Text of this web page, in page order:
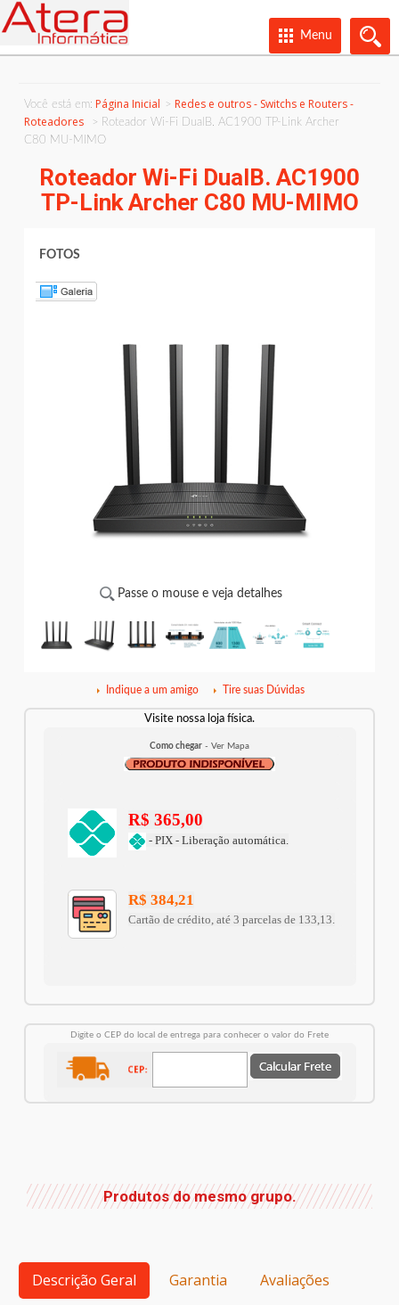
Menu
Você está em: Página Inicial
Redes e outros - Switchs e Routers -
Roteadores
Roteador Wi-Fi DualB. AC1900 TP-Link Archer
C80 MU-MIMO
Roteador Wi-Fi DualB. AC1900
TP-Link Archer C80 MU-MIMO
FOTOS
Passe o mouse e veja detalhes
Indique a um amigo Tire suas Dúvidas
Visite nossa loja física.
Como chegar - Ver Mapa
R$ 365,00
- PIX - Liberação automática.
R$ 384,21
Cartão de crédito, até 3 parcelas de 133,13.
Digite o CEP do local de entrega para conhecer o valor do Frete
Produtos do mesmo grupo.
Descrição Geral Garantia
Avaliações